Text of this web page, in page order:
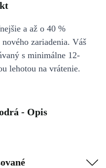
a až o 40 %
zariadenia. Váš
s minimálne 12-
lehotou na vrátenie.
- Opis